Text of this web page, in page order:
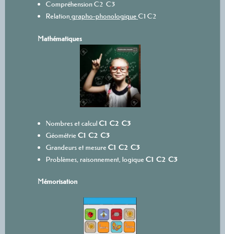
CompréhensionC2 C3
Relationgrapho-phonologique C1 C2
Mathématiques
Nombres et calculC1 C2 C3
Géométrie C1 C2 C3
Grandeurs et mesure C1 C2 C3
Problèmes, raisonnement, logique C1 C2 C3
Mémorisation